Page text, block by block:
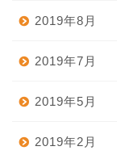
2019年8月
2019年7月
2019年5月
2019年2月